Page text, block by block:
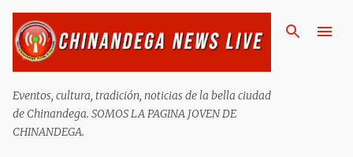
Eventos, cultura, tradición, noticias de la bella ciudad
de Chinandega. SOMOS LA PAGINA JOVEN DE
CHINANDEGA.